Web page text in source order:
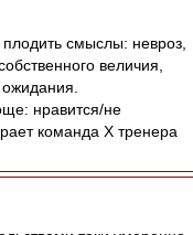
смыслы: невроз,
величия,
нравится/не
команда Х тренера